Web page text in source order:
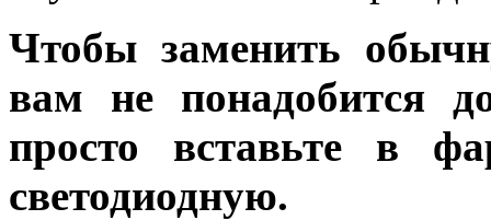
Чтобы заменить
вам не понадобится
просто вставьте в
светодиодную.